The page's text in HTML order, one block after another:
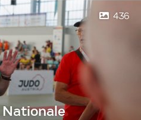
436